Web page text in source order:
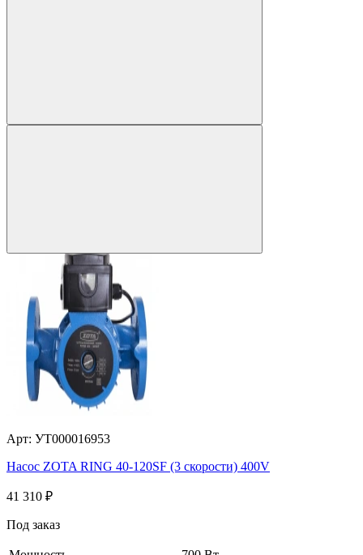
Арт: УТ000016953
Насос ZOTA RING 40-120SF (3 скорости) 400V
41 310 ₽
Под заказ